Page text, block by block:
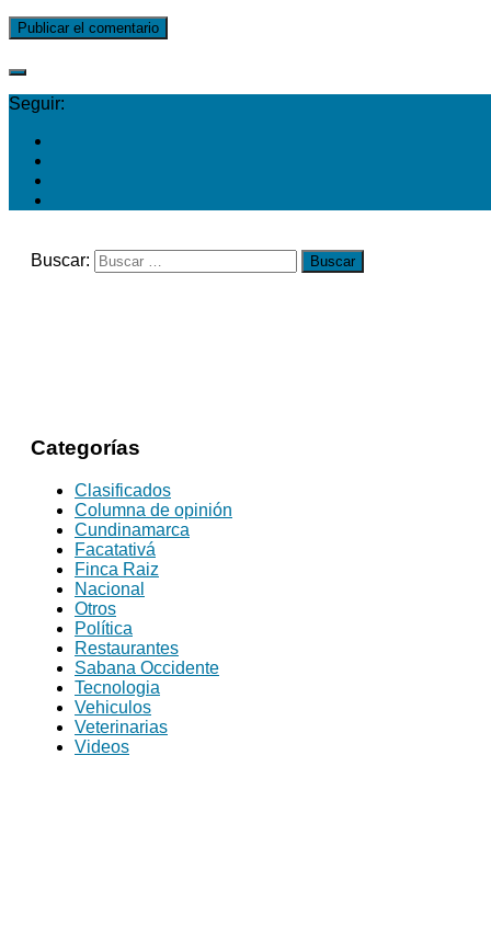
Seguir:
Buscar:
Categorías
Clasificados
Columna de opinión
Cundinamarca
Facatativá
Finca Raiz
Nacional
Otros
Política
Restaurantes
Sabana Occidente
Tecnologia
Vehiculos
Veterinarias
Videos